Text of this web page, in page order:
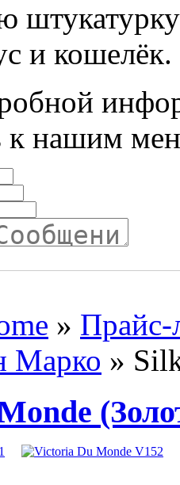
штукатурку
и кошелёк.
к нашим
» Прайс-
Марко »